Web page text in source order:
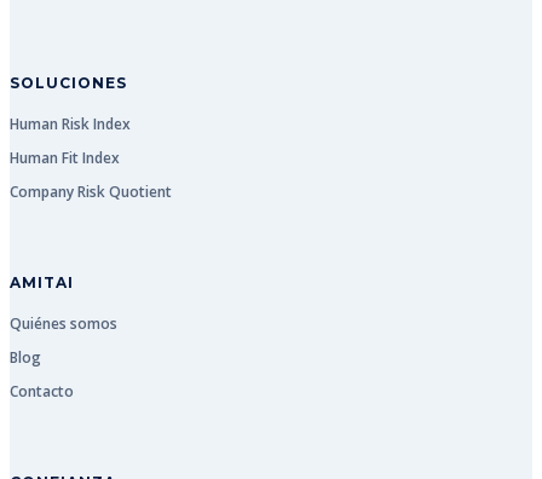
SOLUCIONES
Human Risk Index
Human Fit Index
Company Risk Quotient
AMITAI
Quiénes somos
Blog
Contacto